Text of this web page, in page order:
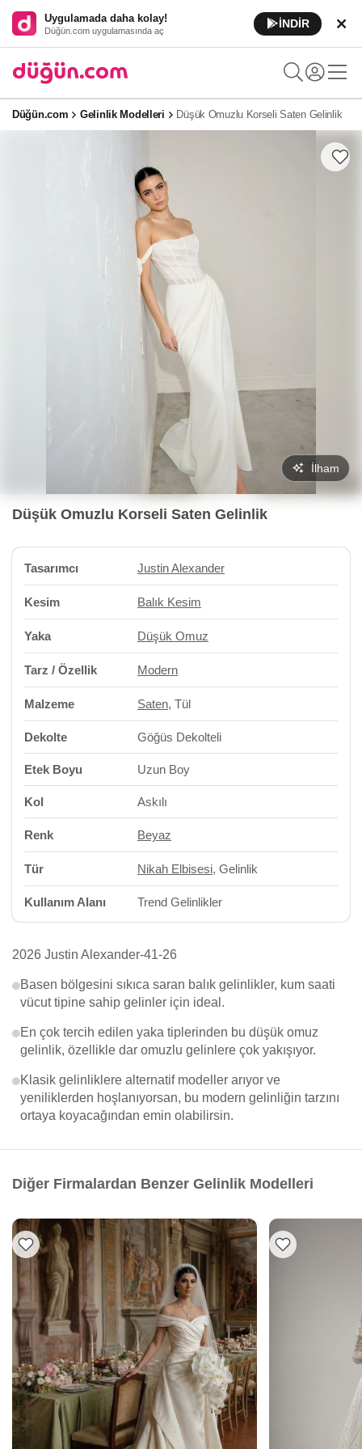
Uygulamada daha kolay!
Düğün.com uygulamasında aç
İNDİR
Düğün.com Gelinlik Modelleri Düşük Omuzlu Korseli Saten Gelinlik
İlham
Düşük Omuzlu Korseli Saten Gelinlik
Tasarımcı Justin Alexander
Kesim Balık Kesim
Yaka Düşük Omuz
Tarz / Özellik Modern
Malzeme Saten, Tül
Dekolte Göğüs Dekolteli
Etek Boyu Uzun Boy
Kol Askılı
Renk Beyaz
Tür Nikah Elbisesi, Gelinlik
Kullanım Alanı Trend Gelinlikler
2026 Justin Alexander-41-26
Basen bölgesini sıkıca saran balık gelinlikler, kum saati
vücut tipine sahip gelinler için ideal.
En çok tercih edilen yaka tiplerinden bu düşük omuz
gelinlik, özellikle dar omuzlu gelinlere çok yakışıyor.
Klasik gelinliklere alternatif modeller arıyor ve
yeniliklerden hoşlanıyorsan, bu modern gelinliğin tarzını
ortaya koyacağından emin olabilirsin.
Diğer Firmalardan Benzer Gelinlik Modelleri